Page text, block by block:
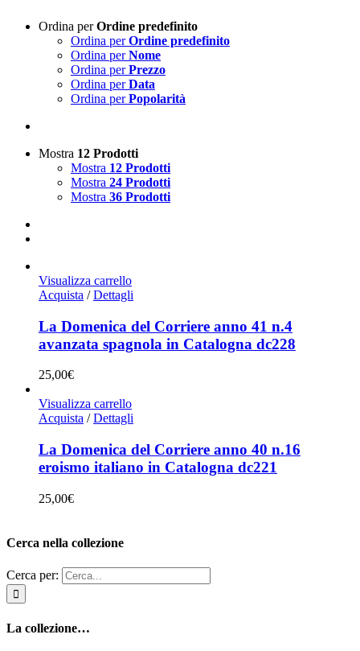
Ordina perOrdine predefinito
Ordina perOrdine predefinito
Ordina perNome
Ordina perPrezzo
Ordina perData
Ordina perPopolarità
Mostra 12 Prodotti
Mostra 12 Prodotti
Mostra 24 Prodotti
Mostra 36 Prodotti
Visualizza carrello
Acquista / Dettagli
La Domenica del Corriere anno 41 n.4
avanzata spagnola in Catalogna dc228
25,00€
Visualizza carrello
Acquista / Dettagli
La Domenica del Corriere anno 40 n.16
eroismo italiano in Catalogna dc221
25,00€
Cerca nella collezione
Cerca per:
La collezione…